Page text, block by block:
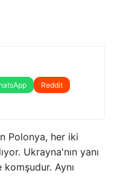
Reddit
Polonya, her iki
Ukrayna'nın yanı
komşudur. Aynı